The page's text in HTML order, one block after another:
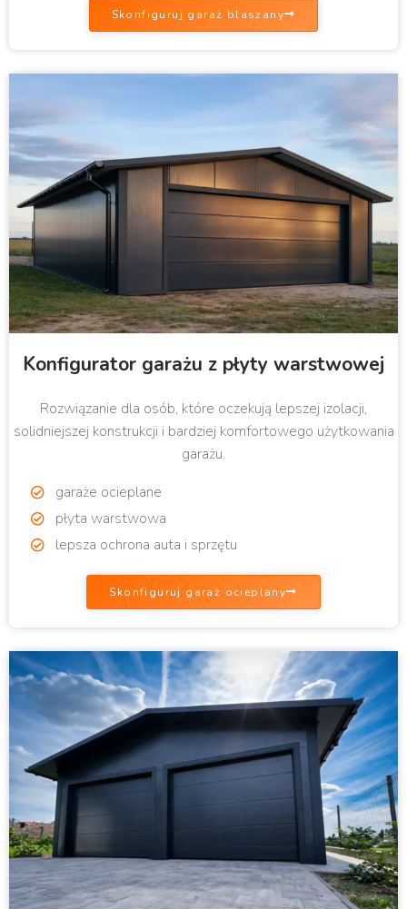
Skonfiguruj garaż blaszany
Konfigurator garażu z płyty warstwowej
Rozwiązanie dla osób, które oczekują lepszej izolacji,
solidniejszej konstrukcji i bardziej komfortowego użytkowania
garażu.
garaże ocieplane
płyta warstwowa
lepsza ochrona auta i sprzętu
Skonfiguruj garaż ocieplany